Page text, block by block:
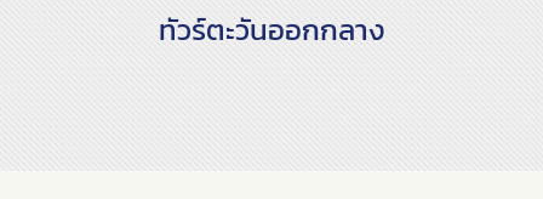
ทัวร์ตะวันออกกลาง